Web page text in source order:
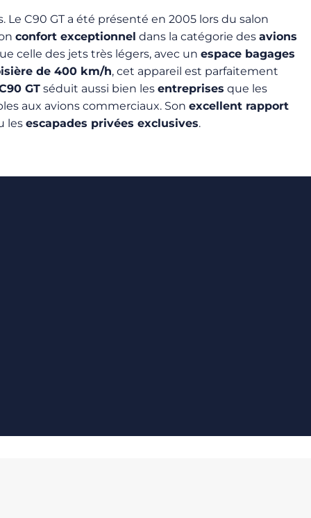
Le C90 GT a été présenté en 2005 lors du salon
confort exceptionnel dans la catégorie des avions
celle des jets très légers, avec un espace bagages
de 400 km/h, cet appareil est parfaitement
GT séduit aussi bien les entreprises que les
aux avions commerciaux. Son excellent rapport
les escapades privées exclusives.